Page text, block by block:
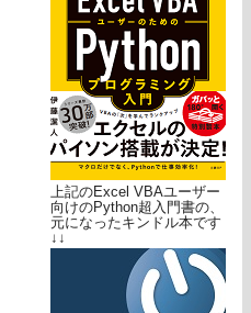
上記のExcel VBAユーザー
向けのPython超入門書の、
元になったキンドル本です
↓↓